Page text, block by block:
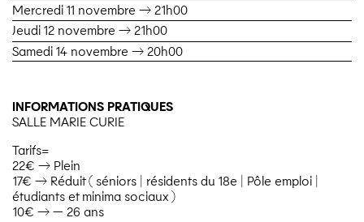
Mercredi 11 novembre → 21h00
Jeudi 12 novembre → 21h00
Samedi 14 novembre → 20h00
INFORMATIONS PRATIQUES
SALLE MARIE CURIE
Tarifs=
22€ → Plein
17€ → Réduit ( séniors | résidents du 18e | Pôle emploi |
étudiants et minima sociaux )
10€ → — 26 ans